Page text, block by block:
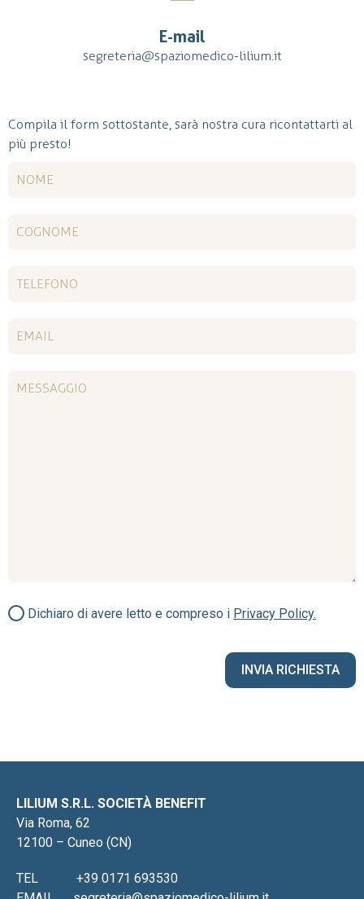
E-mail
segreteria@spaziomedico-lilium.it
Compila il form sottostante, sarà nostra cura ricontattarti al
più presto!
Dichiaro di avere letto e compreso i Privacy Policy.
LILIUM S.R.L. SOCIETÀ BENEFIT
Via Roma, 62
12100 – Cuneo (CN)
TEL
+39 0171 693530